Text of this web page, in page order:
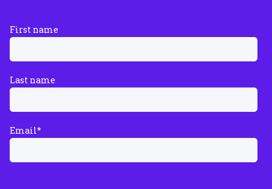
First name
Last name
Email*